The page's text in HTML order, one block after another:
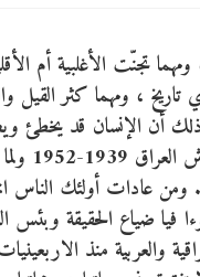
تجنّت الأغلبية أم
تاريخ ، ومهما كثر القيل
ذلك أن الإنسان قد
الصفحة
ومن عادات أولئك الناس
فيا ضياع الحقيقة وبئس
والعربية منذ